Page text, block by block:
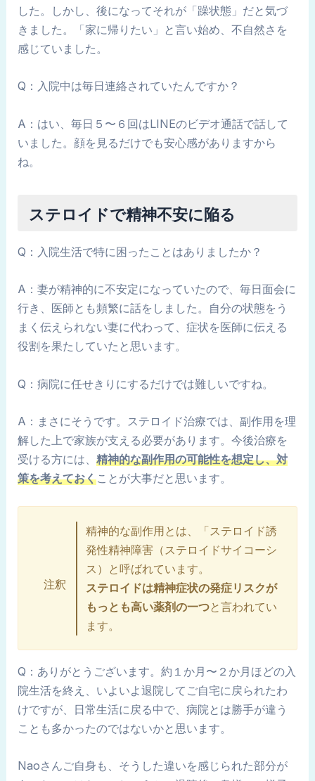
した。しかし、後になってそれが「躁状態」だと気づ
きました。「家に帰りたい」と言い始め、不自然さを
感じていました。
Q：入院中は毎日連絡されていたんですか？
A：はい、毎日５〜６回はLINEのビデオ通話で話して
いました。顔を見るだけでも安心感がありますから
ね。
ステロイドで精神不安に陥る
Q：入院生活で特に困ったことはありましたか？
A：妻が精神的に不安定になっていたので、毎日面会に
行き、医師とも頻繁に話をしました。自分の状態をう
まく伝えられない妻に代わって、症状を医師に伝える
役割を果たしていたと思います。
Q：病院に任せきりにするだけでは難しいですね。
A：まさにそうです。ステロイド治療では、副作用を理
解した上で家族が支える必要があります。今後治療を
受ける方には、精神的な副作用の可能性を想定し、対
策を考えておくことが大事だと思います。
注釈
精神的な副作用とは、「ステロイド誘
発性精神障害（ステロイドサイコーシ
ス）と呼ばれています。
ステロイドは精神症状の発症リスクが
もっとも高い薬剤の一つと言われてい
ます。
Q：ありがとうございます。約１か月〜２か月ほどの入
院生活を終え、いよいよ退院してご自宅に戻られたわ
けですが、日常生活に戻る中で、病院とは勝手が違う
ことも多かったのではないかと思います。
Naoさんご自身も、そうした違いを感じられた部分が